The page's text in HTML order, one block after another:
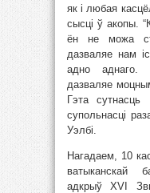
як і любая
сысці ў акопы.
ён не можа
дазваляе нам
адно аднаго.
дазваляе
Гэта
супольнасці
Уэлбі.
Нагадаем, 10
ватыканскай
адкрыў ХVI